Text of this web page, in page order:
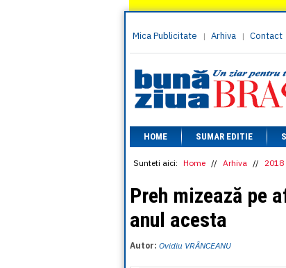
Mica Publicitate | Arhiva | Contact
HOME SUMAR EDITIE
Sunteti aici: Home // Arhiva // 2018
Preh mizează pe
anul acesta
Autor: Ovidiu VRÂNCEANU